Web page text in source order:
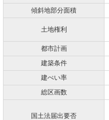
傾斜地部分面積
土地権利
都市計画
建築条件
建ぺい率
総区画数
国土法届出要否